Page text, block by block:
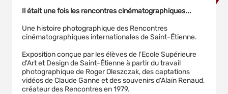
Il était une fois les rencontres cinématographiques...
Une histoire photographique des Rencontres
cinématographiques internationales de Saint-Étienne.
Exposition conçue par les élèves de l'Ecole Supérieure
d'Art et Design de Saint-Étienne à partir du travail
photographique de Roger Oleszczak, des captations
vidéos de Claude Ganne et des souvenirs d'Alain Renaud,
créateur des Rencontres en 1979.